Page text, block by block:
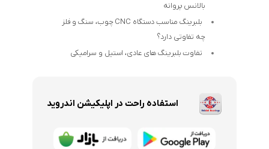
بالانس پروانه
بلبرینگ مناسب دستگاه CNC چوب، سنگ و فلز
چه تفاوتی دارد؟
تفاوت بلبرینگ های عادی، استیل و سرامیکی
استفاده راحت در اپلیکیشن اندروید